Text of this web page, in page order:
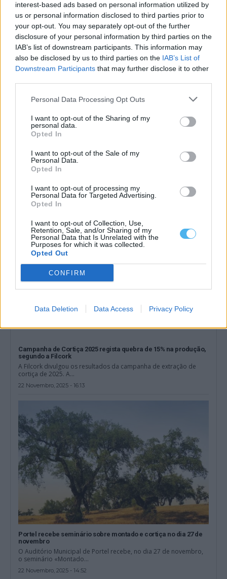
interest-based ads based on personal information utilized by
us or personal information disclosed to third parties prior to
your opt-out. You may separately opt-out of the further
disclosure of your personal information by third parties on the
IAB’s list of downstream participants. This information may
also be disclosed by us to third parties on the IAB’s List of
Downstream Participants that may further disclose it to other
Personal Data Processing Opt Outs
I want to opt-out of the Sharing of my
personal data.
Opted In
I want to opt-out of the Sale of my
Personal Data.
Opted In
I want to opt-out of processing my
Personal Data for Targeted Advertising.
Opted In
I want to opt-out of Collection, Use,
Retention, Sale, and/or Sharing of my
Personal Data that Is Unrelated with the
Purposes for which it was collected.
Opted Out
CONFIRM
Data Deletion Data Access Privacy Policy
de 148 mil toneladas, correspondendo...
10 Março, 2026 - 16:03
Coruche assinala quatro anos da inscrição da tiragem da
cortiça como património imaterial
quatro anos da inscrição...
26 Novembro, 2025 - 13:46
Campanha de Cortiça 2025 regista quebra de 15% na produção,
segundo a Filcork
A Filcork divulgou os resultados da campanha de extração de
cortiça de 2025. A...
22 Novembro, 2025 - 16:13
Portel recebe seminário sobre montado e cortiça no dia 27 de
novembro
O Auditório Municipal de Portel recebe, no dia 27 de novembro,
o seminário «Montado...
22 Novembro, 2025 - 14:52